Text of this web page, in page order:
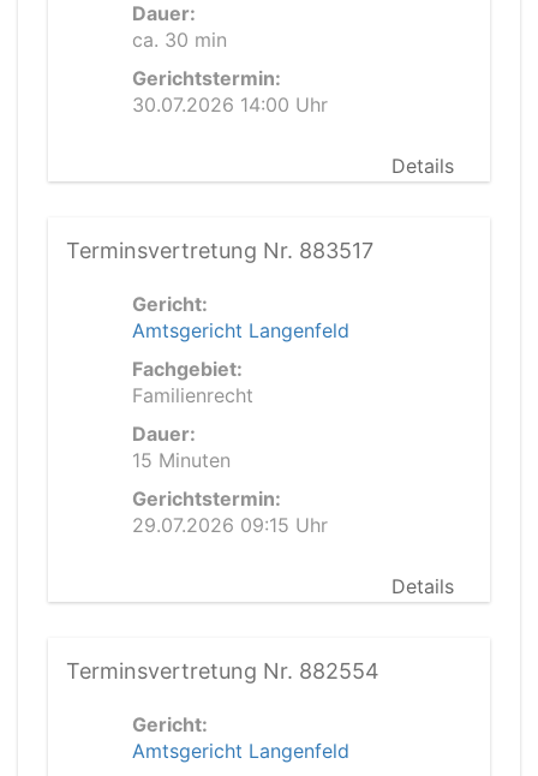
Dauer:
ca. 30 min
Gerichtstermin:
30.07.2026 14:00 Uhr
Details
Terminsvertretung Nr. 883517
Gericht:
Amtsgericht Langenfeld
Fachgebiet:
Familienrecht
Dauer:
15 Minuten
Gerichtstermin:
29.07.2026 09:15 Uhr
Details
Terminsvertretung Nr. 882554
Gericht:
Amtsgericht Langenfeld